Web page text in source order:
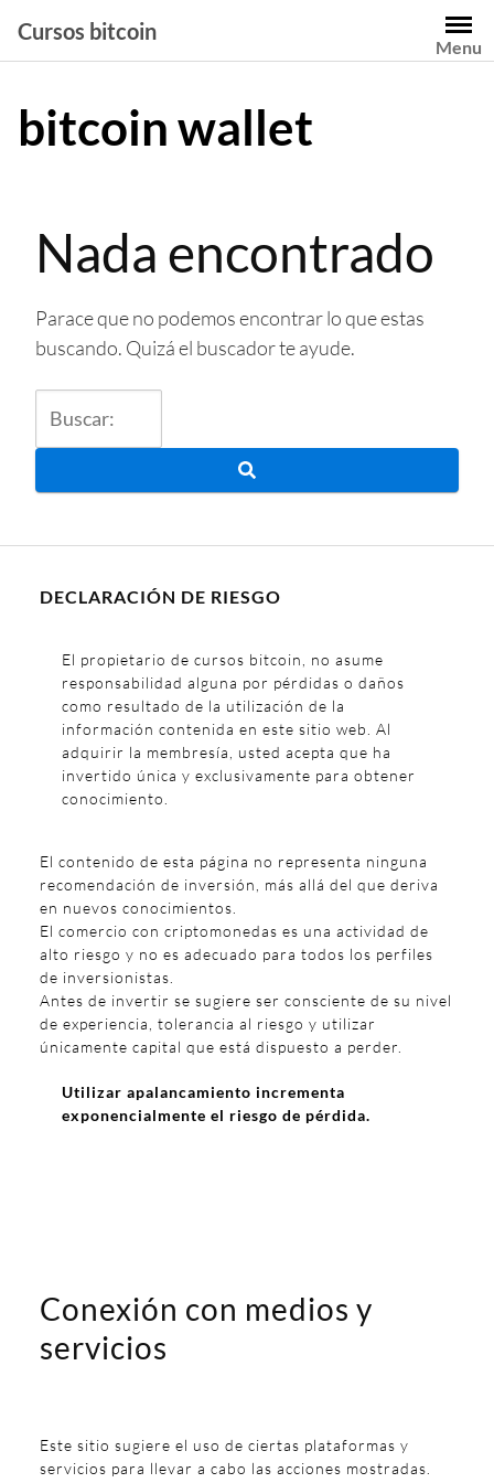
contenido
Cursos bitcoin
Menu
bitcoin wallet
Nada encontrado
Parace que no podemos encontrar lo que estas
buscando. Quizá el buscador te ayude.
DECLARACIÓN DE RIESGO
El propietario de cursos bitcoin, no asume
responsabilidad alguna por pérdidas o daños
como resultado de la utilización de la
información contenida en este sitio web. Al
adquirir la membresía, usted acepta que ha
invertido única y exclusivamente para obtener
conocimiento.
El contenido de esta página no representa ninguna
recomendación de inversión, más allá del que deriva
en nuevos conocimientos.
El comercio con criptomonedas es una actividad de
alto riesgo y no es adecuado para todos los perfiles
de inversionistas.
Antes de invertir se sugiere ser consciente de su nivel
de experiencia, tolerancia al riesgo y utilizar
únicamente capital que está dispuesto a perder.
Utilizar apalancamiento incrementa
exponencialmente el riesgo de pérdida.
Conexión con medios y
servicios
Este sitio sugiere el uso de ciertas plataformas y
servicios para llevar a cabo las acciones mostradas.